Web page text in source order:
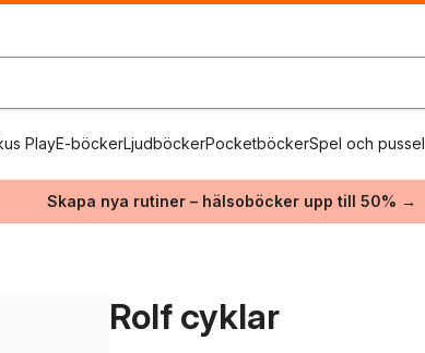
PlayE-böckerLjudböckerPocketböckerSpel och pussel
Skapa nya rutiner – hälsoböcker upp till 50% →
Rolf cyklar